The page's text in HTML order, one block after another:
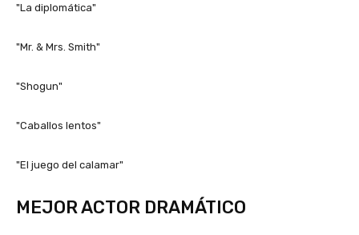
"La diplomática"
"Mr. & Mrs. Smith"
"Shogun"
"Caballos lentos"
"El juego del calamar"
MEJOR ACTOR DRAMÁTICO